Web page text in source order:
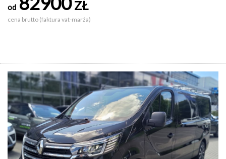
od ZŁ
cena brutto (faktura vat-marża)